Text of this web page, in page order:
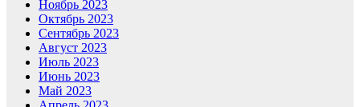
Ноябрь 2023
Октябрь 2023
Сентябрь 2023
Август 2023
Июль 2023
Июнь 2023
Май 2023